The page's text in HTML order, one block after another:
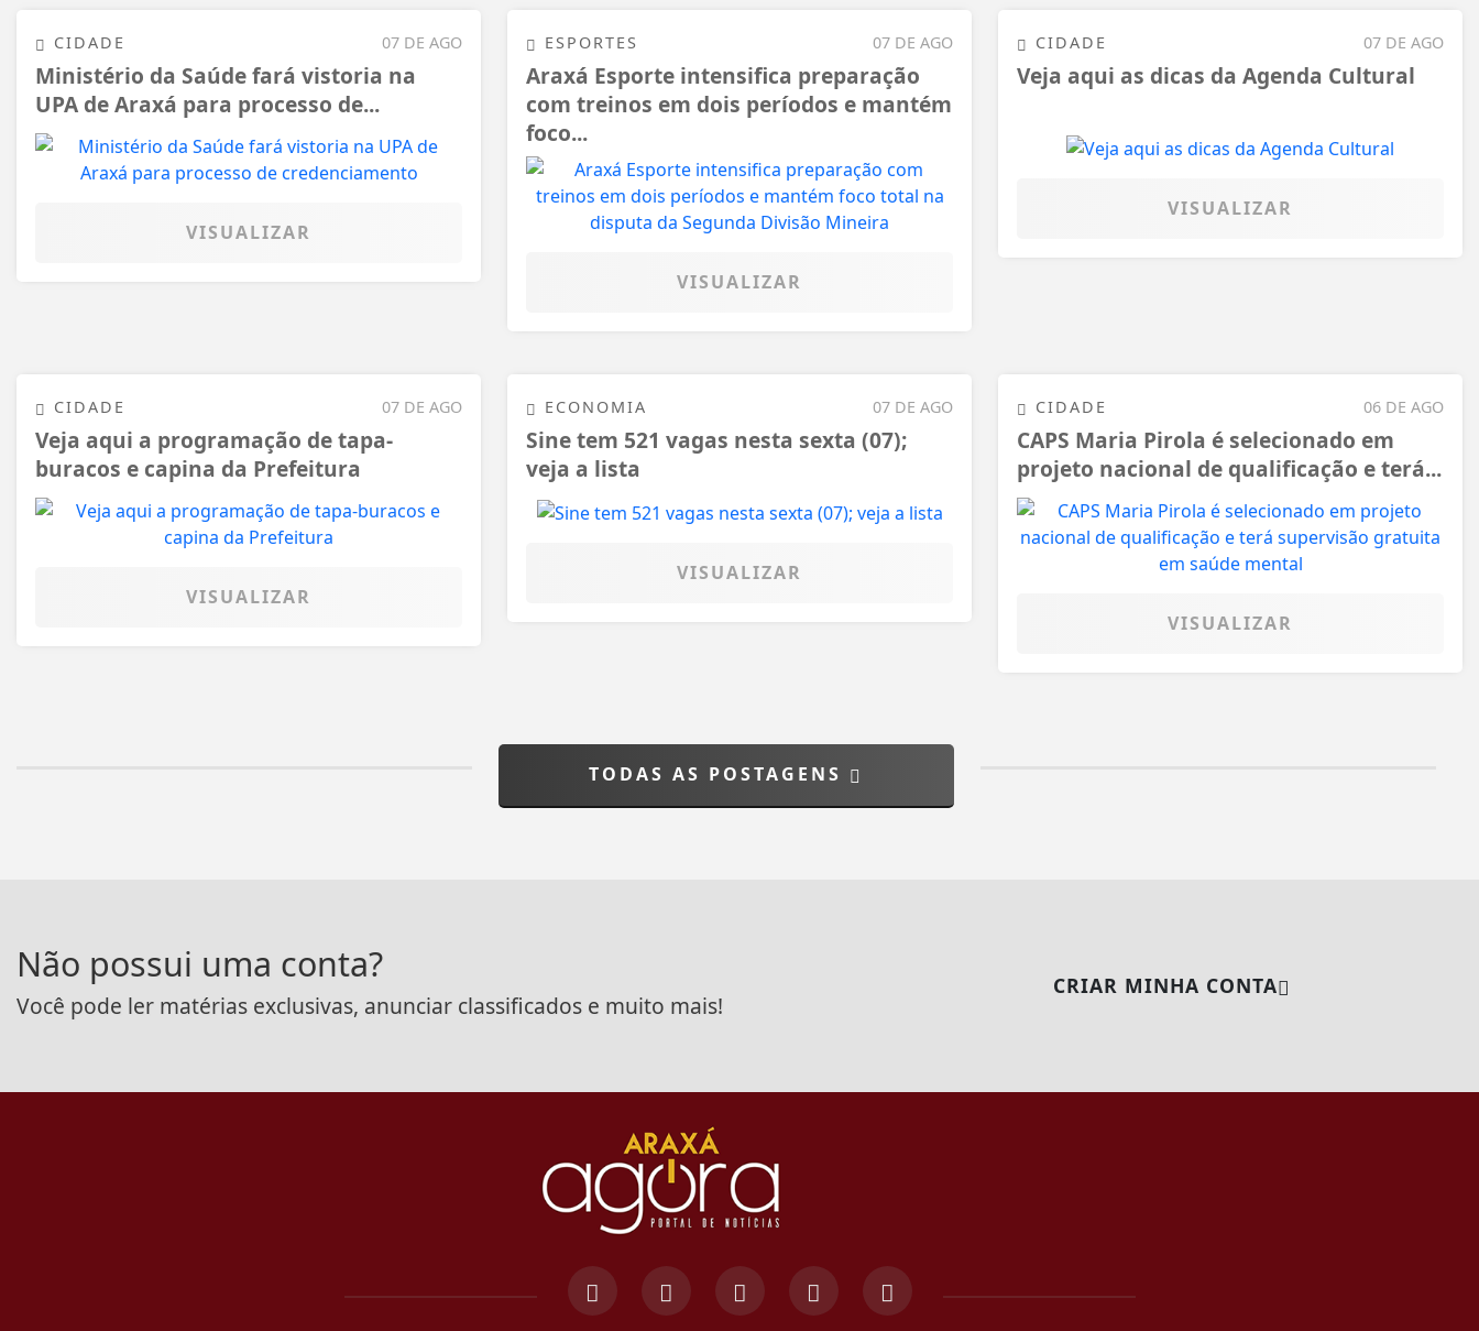
07 DE AGO
CIDADE
Ministério da Saúde fará vistoria na
UPA de Araxá para processo de...
VISUALIZAR
07 DE AGO
ESPORTES
Araxá Esporte intensifica preparação
com treinos em dois períodos e mantém
foco...
VISUALIZAR
07 DE AGO
CIDADE
Veja aqui as dicas da Agenda Cultural
VISUALIZAR
07 DE AGO
CIDADE
Veja aqui a programação de tapa-
buracos e capina da Prefeitura
VISUALIZAR
07 DE AGO
ECONOMIA
Sine tem 521 vagas nesta sexta (07);
veja a lista
VISUALIZAR
06 DE AGO
CIDADE
CAPS Maria Pirola é selecionado em
projeto nacional de qualificação e terá...
VISUALIZAR
TODAS AS POSTAGENS
Não possui uma conta?
Você pode ler matérias exclusivas, anunciar classificados e muito mais!
CRIAR MINHA CONTA